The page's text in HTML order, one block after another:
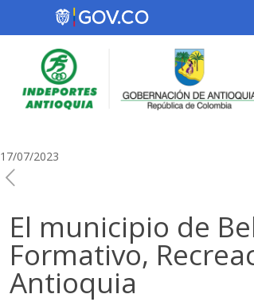
17/07/2023
El municipio de
Formativo,
Antioquia